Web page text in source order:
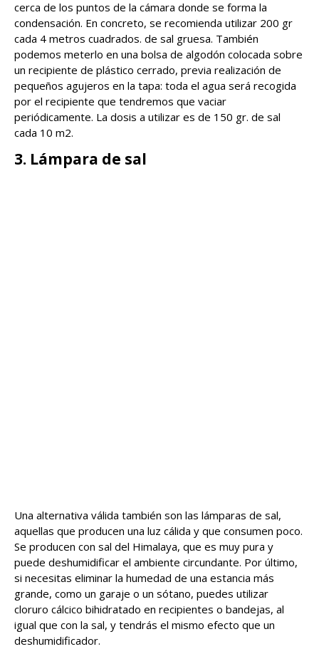
cerca de los puntos de la cámara donde se forma la
condensación. En concreto, se recomienda utilizar 200 gr
cada 4 metros cuadrados. de sal gruesa. También
podemos meterlo en una bolsa de algodón colocada sobre
un recipiente de plástico cerrado, previa realización de
pequeños agujeros en la tapa: toda el agua será recogida
por el recipiente que tendremos que vaciar
periódicamente. La dosis a utilizar es de 150 gr. de sal
cada 10 m2.
3. Lámpara de sal
Una alternativa válida también son las lámparas de sal,
aquellas que producen una luz cálida y que consumen poco.
Se producen con sal del Himalaya, que es muy pura y
puede deshumidificar el ambiente circundante. Por último,
si necesitas eliminar la humedad de una estancia más
grande, como un garaje o un sótano, puedes utilizar
cloruro cálcico bihidratado en recipientes o bandejas, al
igual que con la sal, y tendrás el mismo efecto que un
deshumidificador.